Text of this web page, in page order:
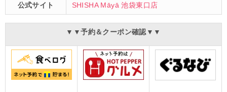
公式サイト SHISHA Māyā 池袋東口店
▼▼予約＆クーポン確認▼▼